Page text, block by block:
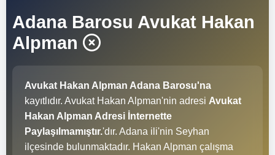
Adana Barosu Avukat Hakan
Alpman
Avukat Hakan Alpman Adana Barosu'na
kayıtlıdır. Avukat Hakan Alpman'nin adresi Avukat
Hakan Alpman Adresi İnternette
Paylaşılmamıştır.'dır. Adana ili'nin Seyhan
ilçesinde bulunmaktadır. Hakan Alpman çalışma